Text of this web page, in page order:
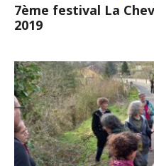
7ème festival La
2019